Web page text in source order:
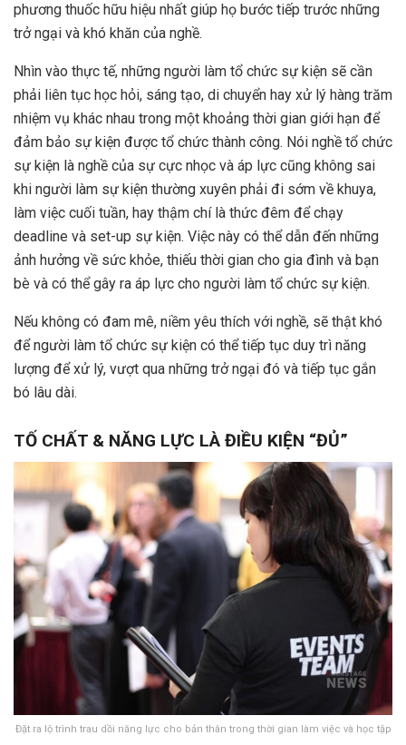
phương thuốc hữu hiệu nhất giúp họ bước tiếp trước những
trở ngại và khó khăn của nghề.
Nhìn vào thực tế, những người làm tổ chức sự kiện sẽ cần
phải liên tục học hỏi, sáng tạo, di chuyển hay xử lý hàng trăm
nhiệm vụ khác nhau trong một khoảng thời gian giới hạn để
đảm bảo sự kiện được tổ chức thành công. Nói nghề tổ chức
sự kiện là nghề của sự cực nhọc và áp lực cũng không sai
khi người làm sự kiện thường xuyên phải đi sớm về khuya,
làm việc cuối tuần, hay thậm chí là thức đêm để chạy
deadline và set-up sự kiện. Việc này có thể dẫn đến những
ảnh hưởng về sức khỏe, thiếu thời gian cho gia đình và bạn
bè và có thể gây ra áp lực cho người làm tổ chức sự kiện.
Nếu không có đam mê, niềm yêu thích với nghề, sẽ thật khó
để người làm tổ chức sự kiện có thể tiếp tục duy trì năng
lượng để xử lý, vượt qua những trở ngại đó và tiếp tục gắn
bó lâu dài.
TỐ CHẤT & NĂNG LỰC LÀ ĐIỀU KIỆN “ĐỦ”
Đặt ra lộ trình trau dồi năng lực cho bản thân trong thời gian làm việc và học tập